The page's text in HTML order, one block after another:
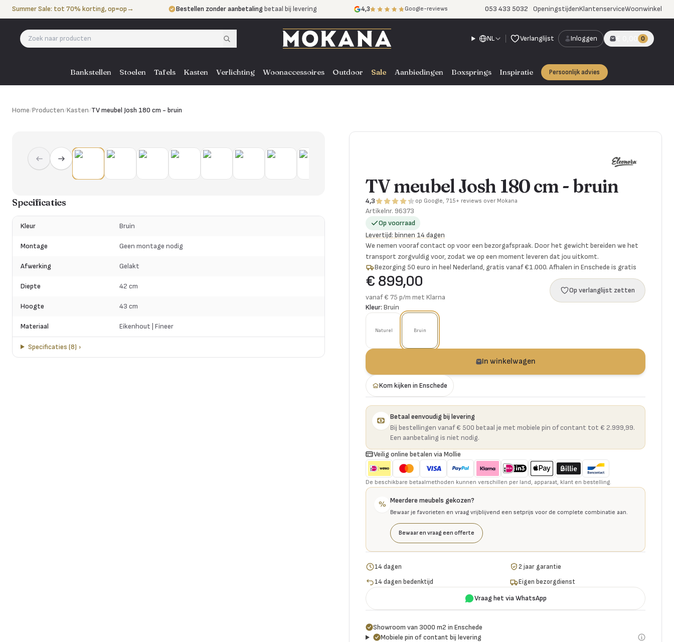
Naar de inhoud
Summer Sale: tot 70% korting, op=op→ Bestellen zonder aanbetaling betaal bij levering
Eigen bezorgdienst door heel NL, BE en DE
4,3 Google-reviews 053 433 5032 OpeningstijdenKlantenserviceWoonwinkel
NL Verlanglijst Inloggen € 0,00 0
Bankstellen Stoelen Tafels Kasten Verlichting Woonaccessoires Outdoor Sale Aanbiedingen Boxsprings Inspiratie Persoonlijk advies
Home/Producten/Kasten/TV meubel Josh 180 cm - bruin
Specificaties
Kleur Bruin
Montage Geen montage nodig
Afwerking Gelakt
Diepte 42 cm
Hoogte 43 cm
Materiaal Eikenhout | Fineer
Specificaties (8) ›
TV meubel Josh 180 cm - bruin
4,3 op Google, 715+ reviews over Mokana
Artikelnr. 96373
Op voorraad
Levertijd: binnen 14 dagen
We nemen vooraf contact op voor een bezorgafspraak. Door het gewicht bereiden we het
transport zorgvuldig voor, zodat we op een moment leveren dat jou uitkomt.
Bezorging 50 euro in heel Nederland, gratis vanaf €1.000. Afhalen in Enschede is gratis
€ 899,00
vanaf € 75 p/m met Klarna
Op verlanglijst zetten
Kleur: Bruin
Naturel Bruin
In winkelwagen
Kom kijken in Enschede
Betaal eenvoudig bij levering
Bij bestellingen vanaf € 500 betaal je met mobiele pin of contant tot € 2.999,99.
Een aanbetaling is niet nodig.
Veilig online betalen via Mollie
De beschikbare betaalmethoden kunnen verschillen per land, apparaat, klant en bestelling.
% Meerdere meubels gekozen?
Bewaar je favorieten en vraag vrijblijvend een setprijs voor de complete combinatie aan.
Bewaar en vraag een offerte
14 dagen
2 jaar garantie
14 dagen bedenktijd
Eigen bezorgdienst
Vraag het via WhatsApp
Showroom van 3000 m2 in Enschede
Mobiele pin of contant bij levering